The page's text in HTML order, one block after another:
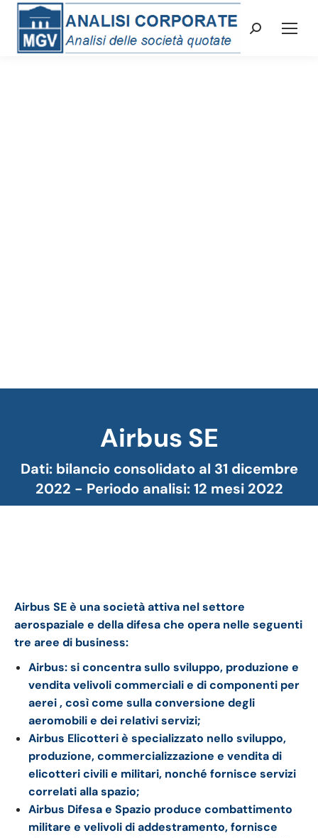
Cerca:
Airbus SE
Dati: bilancio consolidato al 31 dicembre
2022 - Periodo analisi: 12 mesi 2022
Tu sei qui:
Airbus SE è una società attiva nel settore
aerospaziale e della difesa che opera nelle seguenti
tre aree di business:
Airbus: si concentra sullo sviluppo, produzione e
vendita velivoli commerciali e di componenti per
aerei , così come sulla conversione degli
aeromobili e dei relativi servizi;
Airbus Elicotteri è specializzato nello sviluppo,
produzione, commercializzazione e vendita di
elicotteri civili e militari, nonché fornisce servizi
correlati alla spazio;
Airbus Difesa e Spazio produce combattimento
militare e velivoli di addestramento, fornisce